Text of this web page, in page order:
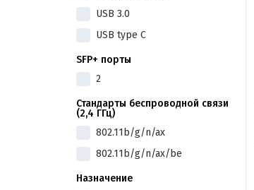
USB 3.0
USB type C
SFP+ порты
2
Стандарты беспроводной связи
(2,4 ГГц)
802.11b/g/n/ax
802.11b/g/n/ax/be
Назначение